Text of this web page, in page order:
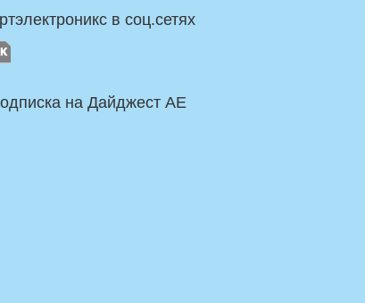
в соц.сетях
на Дайджест AE